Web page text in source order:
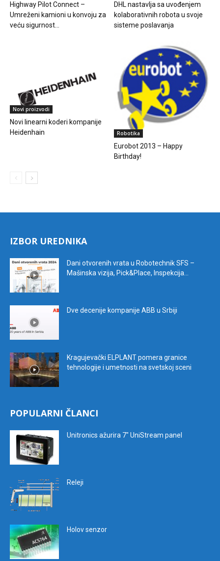
Highway Pilot Connect –
Umreženi kamioni u konvoju za
veću sigurnost...
DHL nastavlja sa uvođenjem
kolaborativnih robota u svoje
sisteme poslavanja
Novi proizvodi
Novi linearni koderi kompanije
Heidenhain
Robotika
Eurobot 2013 – Happy
Birthday!
IZBOR UREDNIKA
Dani otvorenih vrata u Robotechnik SFS –
Mašinska vizija, Pick&Place, Inspekcija...
Dve decenije kompanije ABB u Srbiji
Kragujevački ELPLANT pomera granice
tehnologije i umetnosti na svetskoj sceni
POPULARNI ČLANCI
Unitronics ažurira 7″ UniStream panel
Releji
Holov senzor